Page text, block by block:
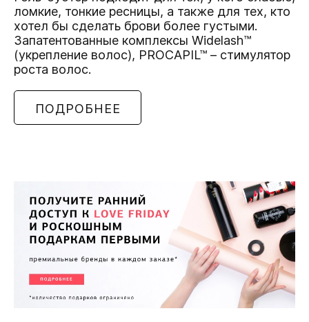
ломкие, тонкие ресницы, а также для тех, кто
хотел бы сделать брови более густыми.
Запатентованные комплексы Widelash™
(укрепление волос), PROCAPIL™ – стимулятор
роста волос.
ПОДРОБНЕЕ